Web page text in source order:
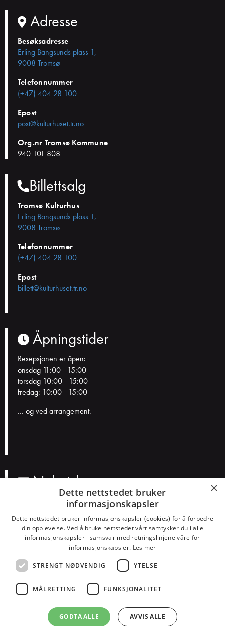
Adresse
Besøksadresse
Erling Bangsunds plass 1,
9008 Tromsø
Telefonnummer
(+47) 404 28 100
Epost
post@kulturhuset.tr.no
Org.nr Tromsø Kommune
940 101 808
Billettsalg
Tromsø Kulturhus
Erling Bangsunds plass 1,
9008 Tromsø
Telefonnummer
(+47) 404 28 100
Epost
billett@kulturhuset.tr.no
Åpningstider
Resepsjonen er åpen:
onsdag 11:00 - 15:00
torsdag 10:00 - 15:00
fredag: 10:00 - 15:00
... og ved arrangement.
Nyhetsbrev
a
s
t
Smakspreferanser?
Konserter
Teater Humor Barn Dans
© KulturHuset Tromsø -Personvern- Kjøpsvilkår-Endre cookie-
×
Dette nettstedet bruker
informasjonskapsler
Dette nettstedet bruker informasjonskapsler (cookies) for å forbedre
din opplevelse. Ved å bruke nettstedet vårt samtykker du i alle
informasjonskapsler i samsvar med retningslinjene våre for
informasjonskapsler. Les mer
STRENGT NØDVENDIG YTELSE
MÅLRETTING FUNKSJONALITET
GODTA ALLE AVVIS ALLE